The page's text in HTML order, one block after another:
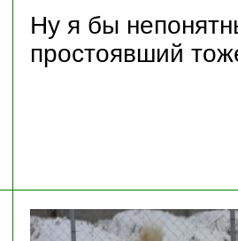
Ну я бы
простоявший